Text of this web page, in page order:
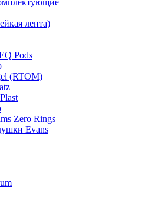
лента)
Pods
(RTOM)
Zero Rings
Evans